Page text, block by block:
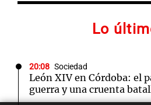
Lo
20:08 Sociedad
León XIV en Córdoba: el
guerra y una cruenta